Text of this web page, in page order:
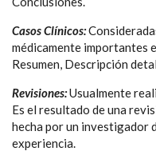
Casos Clínicos:
médicamente importantes
Resumen, Descripción
Revisiones:Usualmente
Es el resultado de una
hecha por un investigador
experiencia.